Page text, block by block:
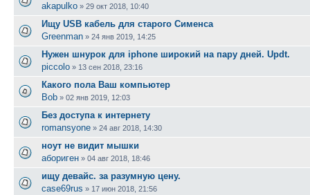
akapulko » 29 окт 2018, 10:40
Ищу USB кабель для старого Сименса
Greenman » 24 янв 2019, 14:25
Нужен шнурок для iphone широкий на пару дней. Updt.
piccolo » 13 сен 2018, 23:16
Какого пола Ваш компьютер
Bob » 02 янв 2019, 12:03
Без доступа к интернету
romansyone » 24 авг 2018, 14:30
ноут не видит мышки
абориген » 04 авг 2018, 18:46
ищу девайс. за разумную цену.
case69rus » 17 июн 2018, 21:56